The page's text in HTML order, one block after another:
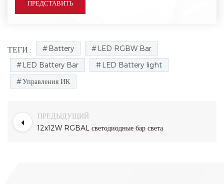
ТЕГИ : Battery
LED RGBW Bar
LED Battery Bar
LED Battery light
Управления ИК
ПРЕДЫДУЩИЙ
12x12W RGBAL светодиодные бар света